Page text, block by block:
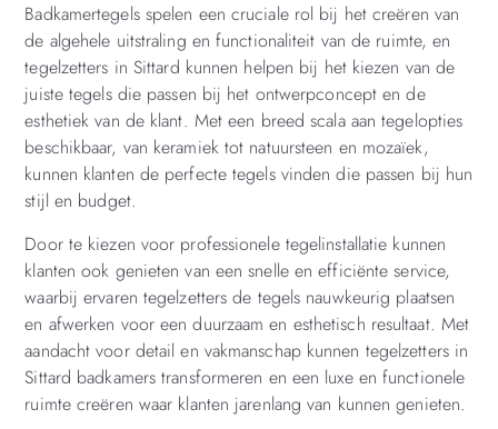
Badkamertegels spelen een cruciale rol bij het creëren van
de algehele uitstraling en functionaliteit van de ruimte, en
tegelzetters in Sittard kunnen helpen bij het kiezen van de
juiste tegels die passen bij het ontwerpconcept en de
esthetiek van de klant. Met een breed scala aan tegelopties
beschikbaar, van keramiek tot natuursteen en mozaïek,
kunnen klanten de perfecte tegels vinden die passen bij hun
stijl en budget.
Door te kiezen voor professionele tegelinstallatie kunnen
klanten ook genieten van een snelle en efficiënte service,
waarbij ervaren tegelzetters de tegels nauwkeurig plaatsen
en afwerken voor een duurzaam en esthetisch resultaat. Met
aandacht voor detail en vakmanschap kunnen tegelzetters in
Sittard badkamers transformeren en een luxe en functionele
ruimte creëren waar klanten jarenlang van kunnen genieten.